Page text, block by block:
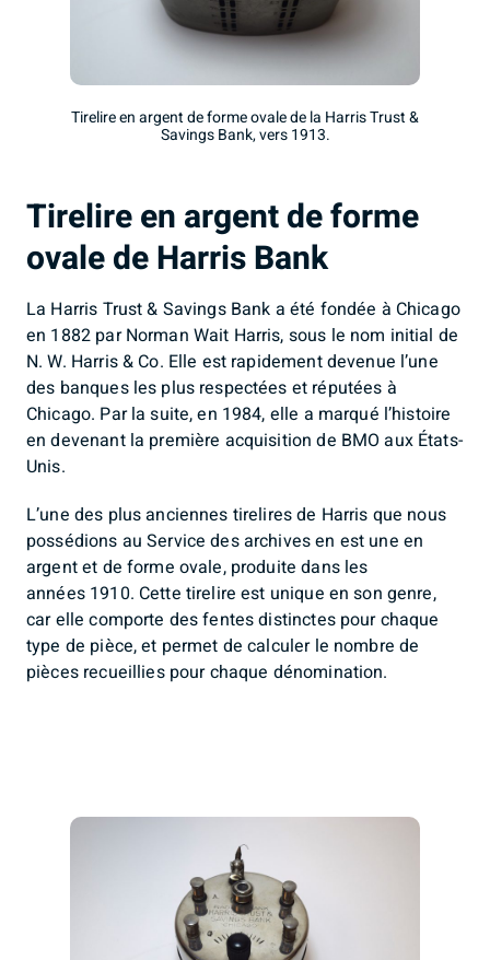
Tirelire en argent de forme ovale de la Harris Trust &
Savings Bank, vers 1913.
Tirelire en argent de forme
ovale de Harris Bank
La Harris Trust & Savings Bank a été fondée à Chicago
en 1882 par Norman Wait Harris, sous le nom initial de
N. W. Harris & Co. Elle est rapidement devenue l’une
des banques les plus respectées et réputées à
Chicago. Par la suite, en 1984, elle a marqué l’histoire
en devenant la première acquisition de BMO aux États-
Unis.
L’une des plus anciennes tirelires de Harris que nous
possédions au Service des archives en est une en
argent et de forme ovale, produite dans les
années 1910. Cette tirelire est unique en son genre,
car elle comporte des fentes distinctes pour chaque
type de pièce, et permet de calculer le nombre de
pièces recueillies pour chaque dénomination.